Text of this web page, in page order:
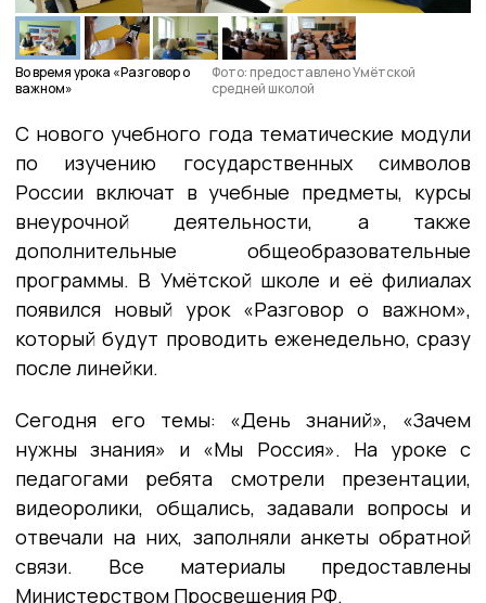
Во время урока «Разговор о
важном»
Фото: предоставлено Умётской
средней школой
С нового учебного года тематические модули
по изучению государственных символов
России включат в учебные предметы, курсы
внеурочной деятельности, а также
дополнительные общеобразовательные
программы. В Умётской школе и её филиалах
появился новый урок «Разговор о важном»,
который будут проводить еженедельно, сразу
после линейки.
Сегодня его темы: «День знаний», «Зачем
нужны знания» и «Мы Россия». На уроке с
педагогами ребята смотрели презентации,
видеоролики, общались, задавали вопросы и
отвечали на них, заполняли анкеты обратной
связи. Все материалы предоставлены
Министерством Просвещения РФ.